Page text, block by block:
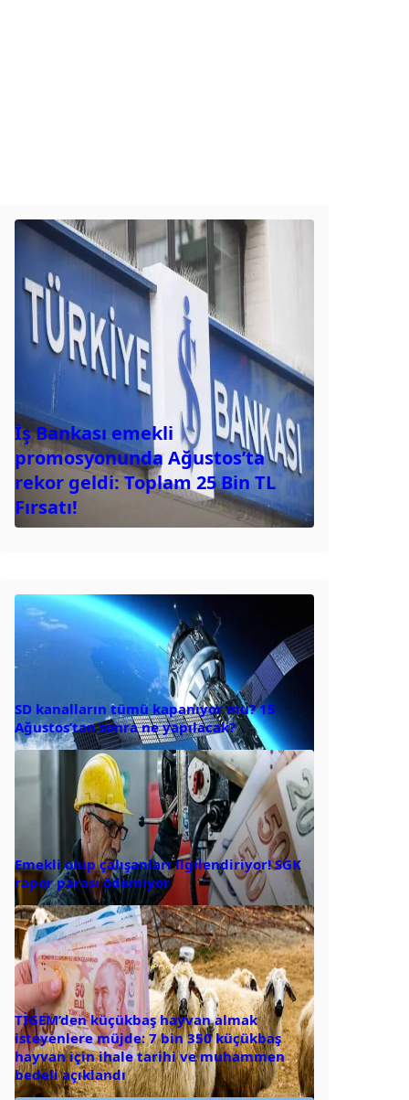
İş Bankası emekli
promosyonunda Ağustos’ta
rekor geldi: Toplam 25 Bin TL
Fırsatı!
SD kanalların tümü kapanıyor mu? 15
Ağustos’tan sonra ne yapılacak?
Emekli olup çalışanları ilgilendiriyor! SGK
rapor parası ödemiyor
TİGEM’den küçükbaş hayvan almak
isteyenlere müjde: 7 bin 350 küçükbaş
hayvan için ihale tarihi ve muhammen
bedeli açıklandı